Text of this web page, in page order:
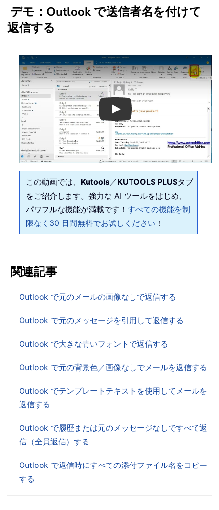
デモ：Outlook で送信者名を付けて
返信する
Play
この動画では、 Kutools／KUTOOLS PLUSタブ
をご紹介します。強力な AI ツールをはじめ、
パワフルな機能が満載です！ すべての機能を制
限なく30 日間無料でお試しください ！
関連記事
Outlook で元のメールの画像なしで返信する
Outlook で元のメッセージを引用して返信する
Outlook で大きな青いフォントで返信する
Outlook で元の背景色／画像なしでメールを返信する
Outlook でテンプレートテキストを使用してメールを
返信する
Outlook で履歴または元のメッセージなしですべて返
信（全員返信）する
Outlook で返信時にすべての添付ファイル名をコピー
する